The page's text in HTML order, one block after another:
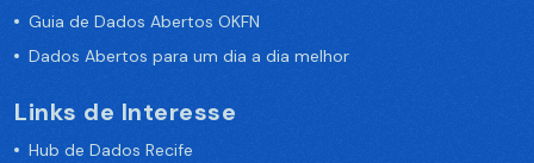
Guia de Dados Abertos OKFN
Dados Abertos para um dia a dia melhor
Links de Interesse
Hub de Dados Recife